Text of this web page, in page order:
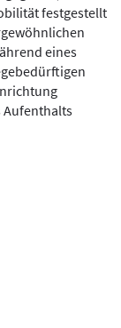
festgestellt
eines
Aufenthalts